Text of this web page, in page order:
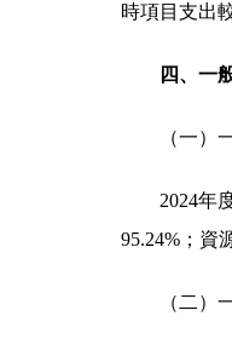
時項目支出
四、一
（一）
2024年
95.24%；資
（二）